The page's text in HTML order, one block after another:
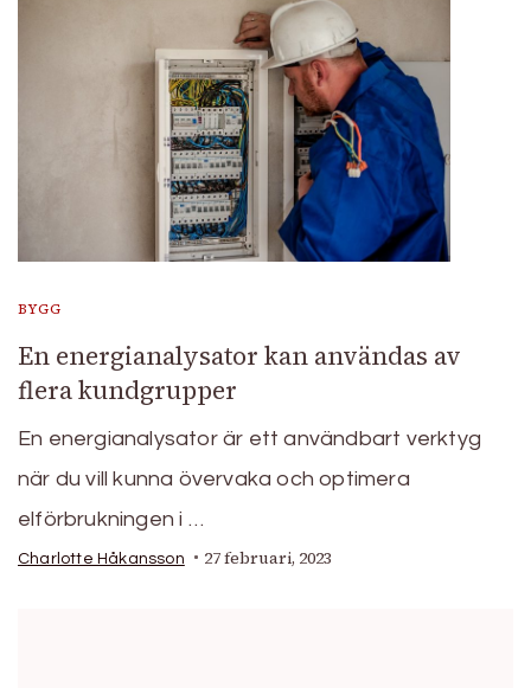
BYGG
En energianalysator kan användas av
flera kundgrupper
En energianalysator är ett användbart verktyg
när du vill kunna övervaka och optimera
elförbrukningen i …
Charlotte Håkansson 27 februari, 2023